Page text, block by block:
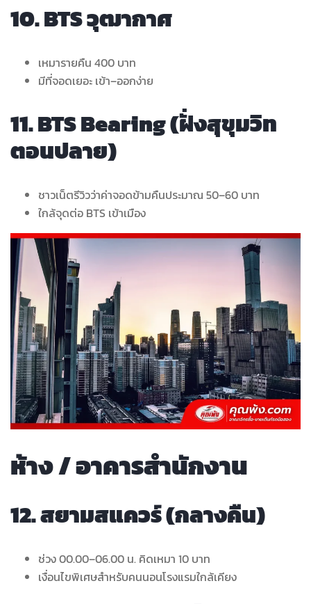
10. BTS วุฒากาศ
เหมารายคืน 400 บาท
มีที่จอดเยอะ เข้า–ออกง่าย
11. BTS Bearing (ฝั่งสุขุมวิท
ตอนปลาย)
ชาวเน็ตรีวิวว่าค่าจอดข้ามคืนประมาณ 50–60 บาท
ใกล้จุดต่อ BTS เข้าเมือง
ห้าง / อาคารสำนักงาน
12. สยามสแควร์ (กลางคืน)
ช่วง 00.00–06.00 น. คิดเหมา 10 บาท
เงื่อนไขพิเศษสำหรับคนนอนโรงแรมใกล้เคียง